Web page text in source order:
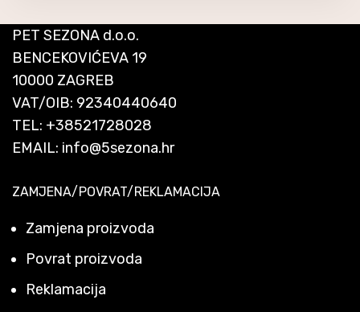
PET SEZONA d.o.o.
BENCEKOVIĆEVA 19
10000 ZAGREB
VAT/OIB: 92340440640
TEL: +38521728028
EMAIL: info@5sezona.hr
ZAMJENA/POVRAT/REKLAMACIJA
Zamjena proizvoda
Povrat proizvoda
Reklamacija